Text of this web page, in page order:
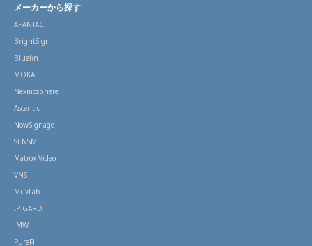
メーカーから探す
APANTAC
BrightSign
Bluefin
MOKA
Nexmosphere
Ascentic
NowSignage
SENSMI
Matrox Video
VNS
MuxLab
IP GARD
JMW
PureFi